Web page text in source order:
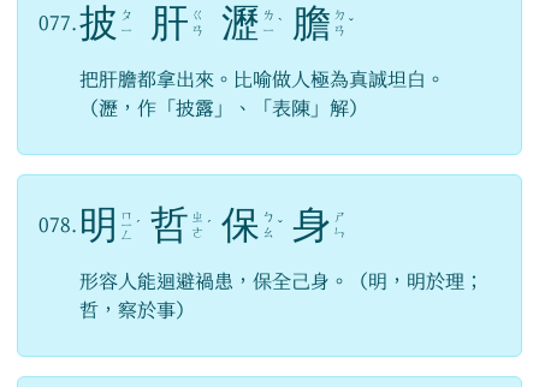
077. 披 ㄆ
ㄧ
肝 ㄍ
ㄢ
瀝 ㄌ
ㄧ ˋ 膽 ㄉ
ㄢ ˇ
把肝膽都拿出來。比喻做人極為真誠坦白。
（瀝，作「披露」、「表陳」解）
078. 明 ㄇ
ㄧ
ㄥ
ˊ 哲 ㄓ
ㄜ ˊ 保 ㄅ
ㄠ ˇ 身 ㄕ
ㄣ
形容人能迴避禍患，保全己身。（明，明於理；
哲，察於事）